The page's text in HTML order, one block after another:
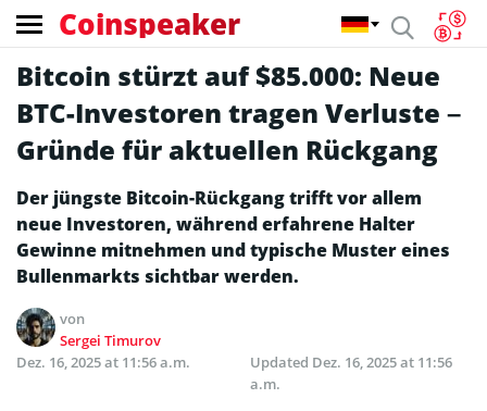
Coinspeaker
Bitcoin stürzt auf $85.000: Neue
BTC-Investoren tragen Verluste –
Gründe für aktuellen Rückgang
Der jüngste Bitcoin-Rückgang trifft vor allem
neue Investoren, während erfahrene Halter
Gewinne mitnehmen und typische Muster eines
Bullenmarkts sichtbar werden.
von
Sergei Timurov
Dez. 16, 2025 at 11:56 a.m.
Updated Dez. 16, 2025 at 11:56
a.m.